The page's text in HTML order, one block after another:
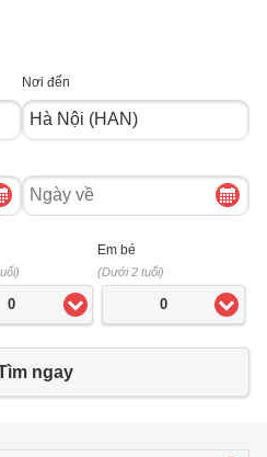
Nơi đến
Ngày
về
0
Em bé
(Dưới 2 tuổi)
0
ngay